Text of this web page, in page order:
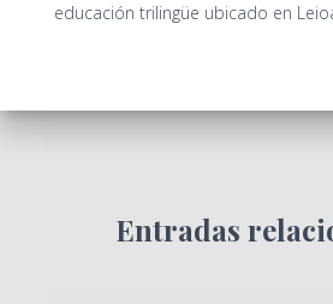
educación trilingüe ubicado en
Entradas